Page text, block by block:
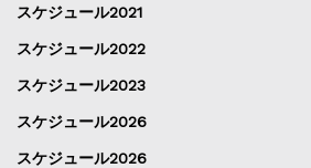
スケジュール2021
スケジュール2022
スケジュール2023
スケジュール2026
スケジュール2026